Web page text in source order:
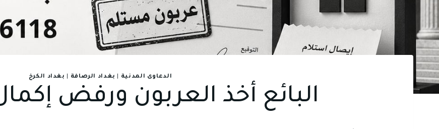
الدعاوى المدنية بغداد الرصافة بغداد الكرخ
البائع أخذ العربون ورفض